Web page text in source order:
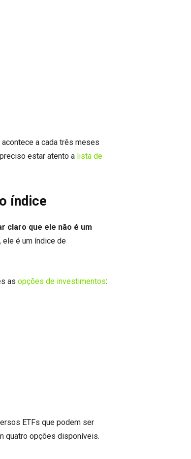
acontece a cada três meses
estar atento a lista de
índice
claro que ele não é um
ele é um índice de
as opções de investimentos:
ETFs que podem ser
quatro opções disponíveis.